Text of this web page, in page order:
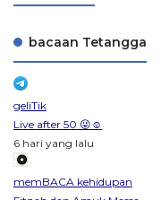
bacaan Tetangga
geliTik
Live after 50 😜☺️
6 hari yang lalu
memBACA kehidupan